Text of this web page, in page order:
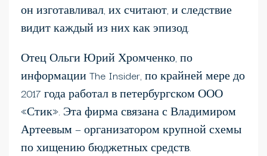
он изготавливал, их считают, и следствие
видит каждый из них как эпизод.
Отец Ольги Юрий Хромченко, по
информации The Insider, по крайней мере до
2017 года работал в петербургском ООО
«Стик». Эта фирма связана с Владимиром
Артеевым — организатором крупной схемы
по хищению бюджетных средств.